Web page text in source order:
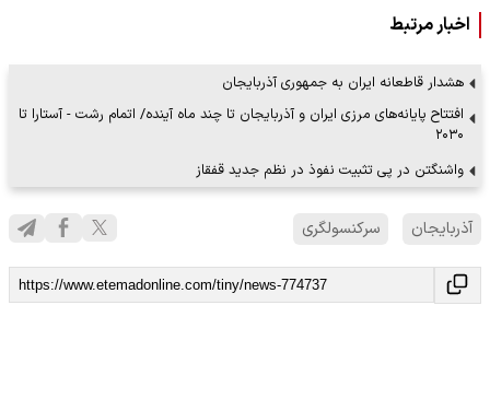
اخبار مرتبط
هشدار قاطعانه ایران به جمهوری آذربایجان
افتتاح پایانه‌های مرزی ایران و آذربایجان تا چند ماه آینده/ اتمام رشت - آستارا تا
۲۰۳۰
واشنگتن در پی تثبیت نفوذ در نظم جدید قفقاز
آذربایجان سرکنسولگری